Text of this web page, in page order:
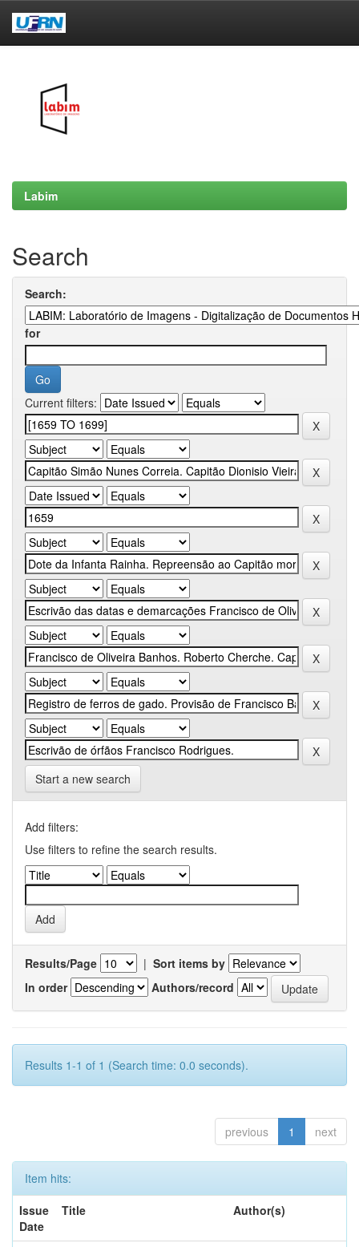
Labim
Search
Search:
for
Current filters:
Start a new search
Add filters:
Use filters to refine the search results.
Results/Page | Sort items by
In order
Authors/record
Results 1-1 of 1 (Search time: 0.0 seconds).
previous 1 next
Item hits:
Issue
Date
Title Author(s)